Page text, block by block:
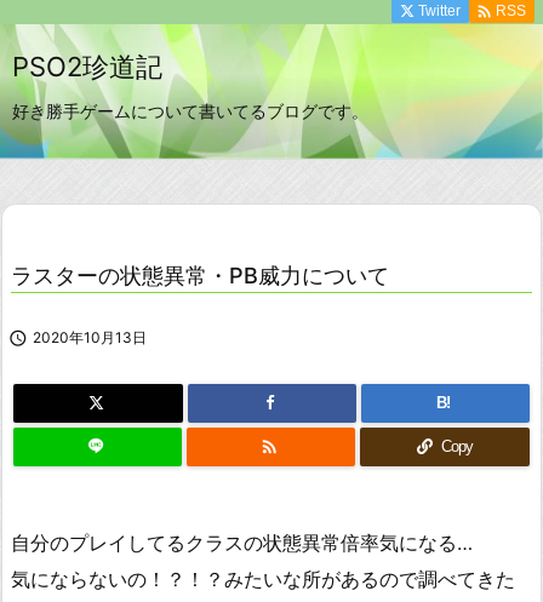
PSO2珍道記
好き勝手ゲームについて書いてるブログです。
Twitter  RSS
ラスターの状態異常・PB威力について
 2020年10月13日
B!
 Copy
自分のプレイしてるクラスの状態異常倍率気になる…
気にならないの！？！？みたいな所があるので調べてきた